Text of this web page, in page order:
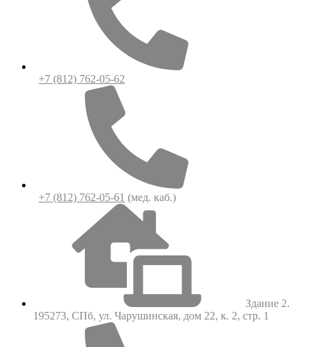
+7 (812) 762-05-62
+7 (812) 762-05-61 (мед. каб.)
Здание 2.
195273, СПб, ул. Чарушинская, дом 22, к. 2, стр. 1